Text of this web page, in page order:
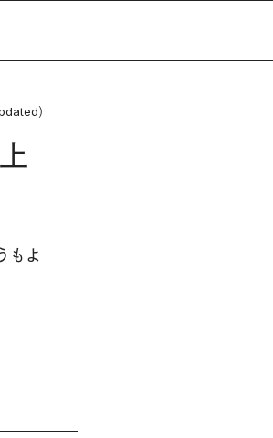
）
もよ